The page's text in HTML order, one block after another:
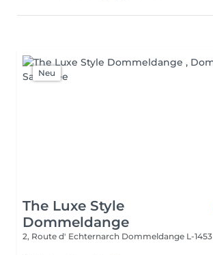
Neu
The Luxe Style
Dommeldange
2, Route d' Echternarch Dommeldange L-1453